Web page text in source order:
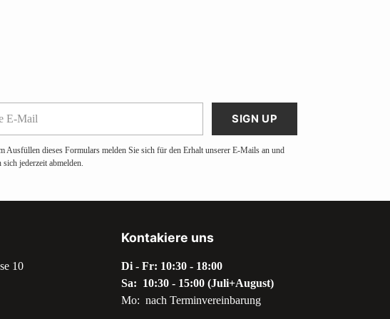
SIGN UP
Ausfüllen dieses Formulars melden Sie sich für den Erhalt unserer E-Mails an und
sich jederzeit abmelden.
10
Kontakiere uns
Di - Fr: 10:30 - 18:00
Sa: 10:30 - 15:00 (Juli+August)
Mo: nach Terminvereinbarung